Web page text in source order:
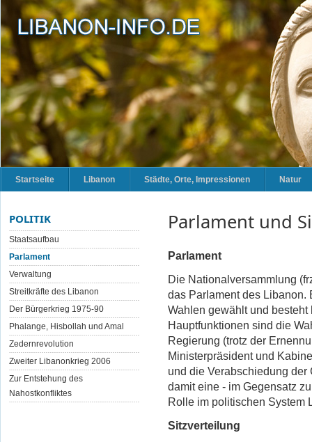
Startseite Libanon Städte, Orte, Impressionen Natur
Parlament und
Parlament
Die Nationalversammlung
das Parlament des Libanon.
Wahlen gewählt und
Hauptfunktionen sind die
Regierung (trotz der
Ministerpräsident und
und die Verabschiedung
damit eine - im Gegensatz
Rolle im politischen System
Sitzverteilung
POLITIK
Staatsaufbau
Parlament
Verwaltung
Streitkräfte des Libanon
Der Bürgerkrieg 1975-90
Phalange, Hisbollah und Amal
Zedernrevolution
Zweiter Libanonkrieg 2006
Zur Entstehung des
Nahostkonfliktes